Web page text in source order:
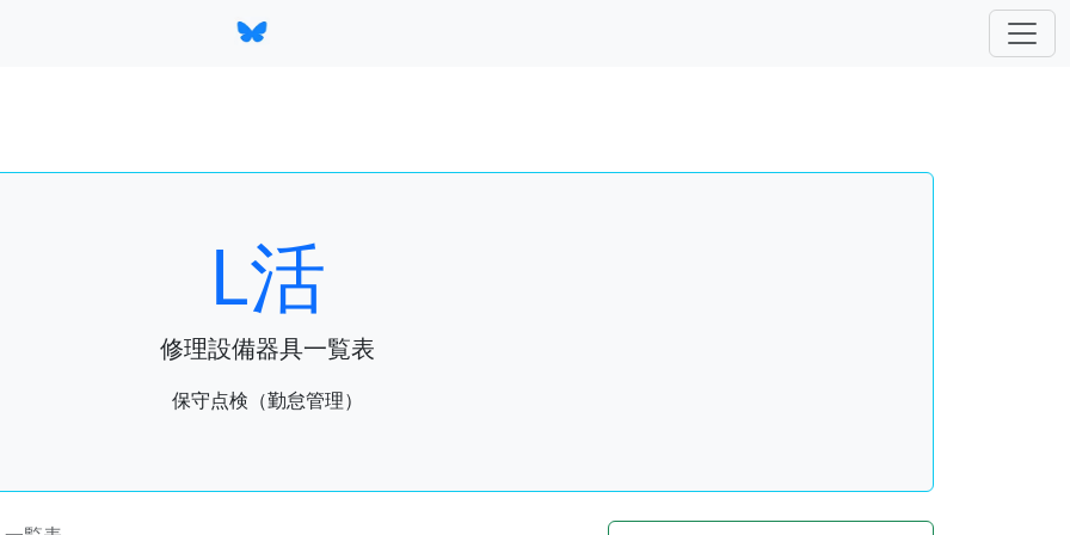
L活
修理設備器具一覧表
保守点検（勤怠管理）